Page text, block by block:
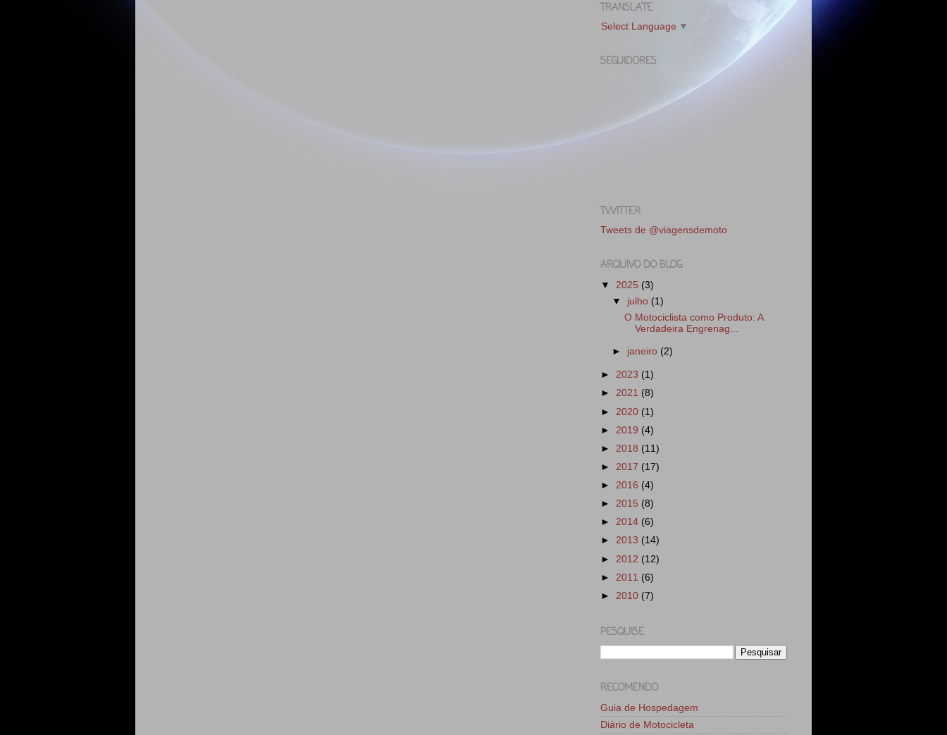
TRANSLATE
Select Language ▼
SEGUIDORES
TWITTER
Tweets de @viagensdemoto
ARQUIVO DO BLOG
▼ 2025 (3)
▼ julho (1)
O Motociclista como Produto: A
Verdadeira Engrenag...
► janeiro (2)
► 2023 (1)
► 2021 (8)
► 2020 (1)
► 2019 (4)
► 2018 (11)
► 2017 (17)
► 2016 (4)
► 2015 (8)
► 2014 (6)
► 2013 (14)
► 2012 (12)
► 2011 (6)
► 2010 (7)
PESQUISE
RECOMENDO
Guia de Hospedagem
Diário de Motocicleta